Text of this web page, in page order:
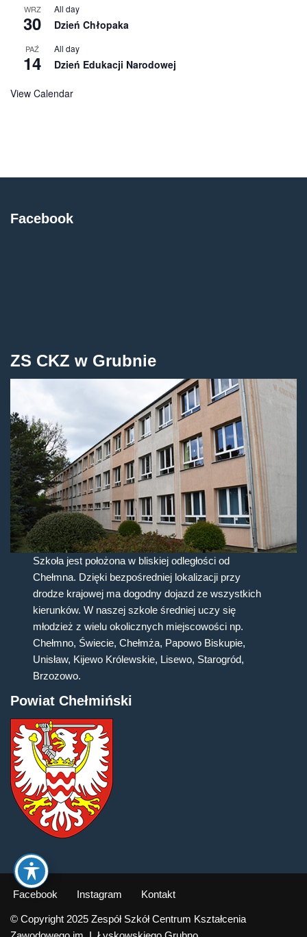
WRZ
30
All day
Dzień Chłopaka
PAŹ
14
All day
Dzień Edukacji Narodowej
View Calendar
Facebook
ZS CKZ w Grubnie
Szkoła jest położona w bliskiej odległości od
Chełmna. Dzięki bezpośredniej lokalizacji przy
drodze krajowej ma dogodny dojazd ze wszystkich
kierunków. W naszej szkole średniej uczy się
młodzież z wielu okolicznych miejscowości np.
Chełmno, Świecie, Chełmża, Papowo Biskupie,
Unisław, Kijewo Królewskie, Lisewo, Starogród,
Brzozowo.
Powiat Chełmiński
Facebook Instagram Kontakt
© Copyright 2025 Zespół Szkół Centrum Kształcenia